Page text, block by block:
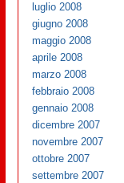
luglio 2008
giugno 2008
maggio 2008
aprile 2008
marzo 2008
febbraio 2008
gennaio 2008
dicembre 2007
novembre 2007
ottobre 2007
settembre 2007